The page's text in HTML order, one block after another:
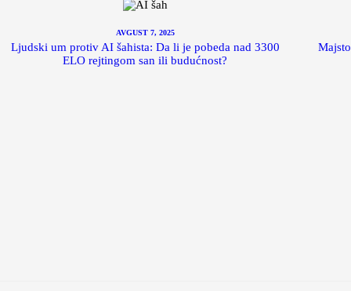
AVGUST 7, 2025
Ljudski um protiv AI šahista: Da li je pobeda nad 3300
ELO rejtingom san ili budućnost?